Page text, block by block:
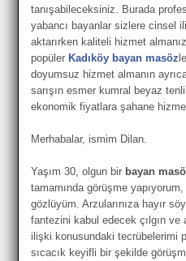
tanışabileceksiniz. Burada
yabancı bayanlar sizlere cinsel
aktarırken kaliteli hizmet
popülerKadıköy bayan masöz
doyumsuz hizmet almanın
sarışın esmer kumral beyaz
ekonomik fiyatlara şahane
Merhabalar, ismim Dilan.
Yaşım 30, olgun bir bayan
tamamında görüşme
gözlüyüm. Arzularınıza hayır
fantezini kabul edecek çılgın ve
ilişki konusundaki tecrübelerimi
sıcacık keyifli bir şekilde